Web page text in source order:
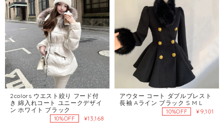
2colors ウエスト絞り フード付
き 綿入れコート ユニークデザイ
ン ホワイト ブラック
10%OFF ¥13,168
アウター コート ダブルブレスト
長袖 Aライン ブラック S M L
10%OFF ¥9,101